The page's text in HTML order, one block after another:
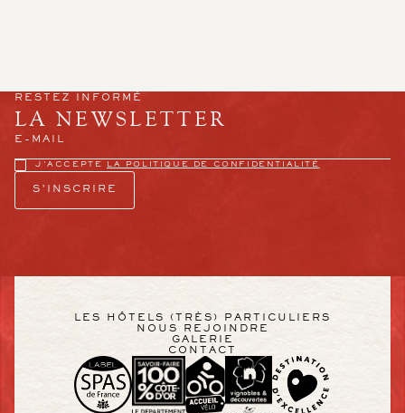
RESTEZ INFORMÉ
LA NEWSLETTER
J'ACCEPTE LA POLITIQUE DE CONFIDENTIALITÉ
LES HÔTELS (TRÈS) PARTICULIERS
NOUS REJOINDRE
GALERIE
CONTACT